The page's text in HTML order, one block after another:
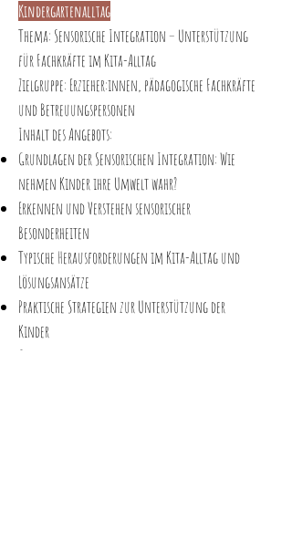
Kindergartenalltag
Thema: Sensorische Integration – Unterstützung
für Fachkräfte im Kita-Alltag
Zielgruppe: Erzieher:innen, pädagogische Fachkräfte
und Betreuungspersonen
Inhalt des Angebots:
Grundlagen der Sensorischen Integration: Wie
nehmen Kinder ihre Umwelt wahr?
Erkennen und Verstehen sensorischer
Besonderheiten
Typische Herausforderungen im Kita-Alltag und
Lösungsansätze
Praktische Strategien zur Unterstützung der
Kinder
Gestaltung einer sensorisch freundlichen